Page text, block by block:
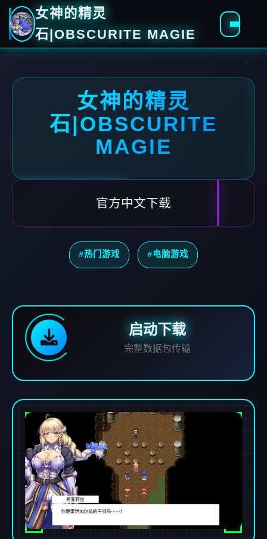
女神的精灵
石|OBSCURITE MAGIE
女神的精灵
石|OBSCURITE
MAGIE
官方中文下载
#热门游戏 #电脑游戏
启动下载
完整数据包传输